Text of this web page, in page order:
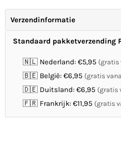
Verzendinformatie
Standaard pakketverzending
🇳🇱 Nederland: €5,95 (gratis
🇧🇪 België: €6,95 (gratis
🇩🇪 Duitsland: €6,95 (gratis
🇫🇷 Frankrijk: €11,95 (gratis